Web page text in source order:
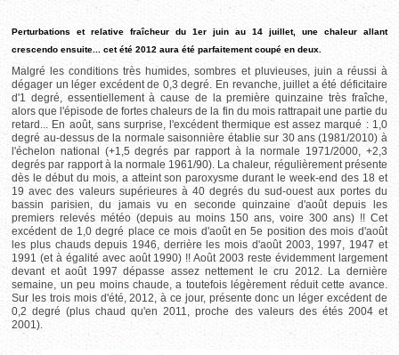
Perturbations et relative fraîcheur du 1er juin au 14 juillet, une chaleur allant
crescendo ensuite... cet été 2012 aura été parfaitement coupé en deux.
Malgré les conditions très humides, sombres et pluvieuses, juin a réussi à
dégager un léger excédent de 0,3 degré. En revanche, juillet a été déficitaire
d'1 degré, essentiellement à cause de la première quinzaine très fraîche,
alors que l'épisode de fortes chaleurs de la fin du mois rattrapait une partie du
retard... En août, sans surprise, l'excédent thermique est assez marqué : 1,0
degré au-dessus de la normale saisonnière établie sur 30 ans (1981/2010) à
l'échelon national (+1,5 degrés par rapport à la normale 1971/2000, +2,3
degrés par rapport à la normale 1961/90). La chaleur, régulièrement présente
dès le début du mois, a atteint son paroxysme durant le week-end des 18 et
19 avec des valeurs supérieures à 40 degrés du sud-ouest aux portes du
bassin parisien, du jamais vu en seconde quinzaine d'août depuis les
premiers relevés météo (depuis au moins 150 ans, voire 300 ans) !! Cet
excédent de 1,0 degré place ce mois d'août en 5e position des mois d'août
les plus chauds depuis 1946, derrière les mois d'août 2003, 1997, 1947 et
1991 (et à égalité avec août 1990) !! Août 2003 reste évidemment largement
devant et août 1997 dépasse assez nettement le cru 2012. La dernière
semaine, un peu moins chaude, a toutefois légèrement réduit cette avance.
Sur les trois mois d'été, 2012, à ce jour, présente donc un léger excédent de
0,2 degré (plus chaud qu'en 2011, proche des valeurs des étés 2004 et
2001).